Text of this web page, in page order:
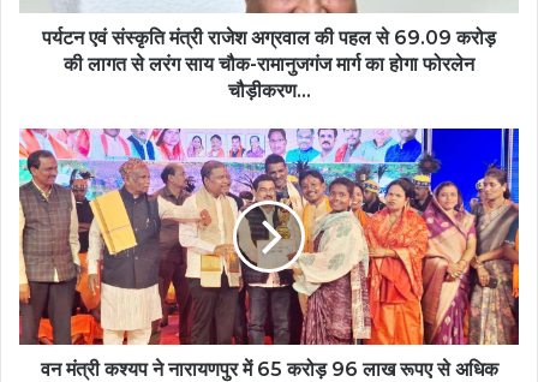
से
69.09
से
लरंग
साय
चौक-
रामानुजगंज
मार्ग
का
होगा
फोरलेन
चौड़ीकरण…
पर्यटन एवं संस्कृति मंत्री राजेश अग्रवाल की पहल से 69.09 करोड़
की लागत से लरंग साय चौक-रामानुजगंज मार्ग का होगा फोरलेन
चौड़ीकरण…
वन
मंत्री
कश्यप
ने
नारायणपुर
में
65
करोड़
96
लाखवन मंत्री कश्यप ने नारायणपुर में 65 करोड़ 96 लाख रूपए से अधिक